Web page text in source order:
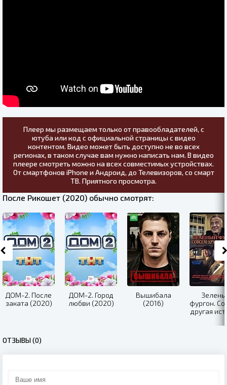
Плеер мы размещаем только от правообладателей, с
ютуба или код с официальной страницы с видео
контентом. Видео может быть доступно не во всех
регионах, в таком случае вам нужно написать нам. В видео
плеере смотреть можно на всех совместимых устройствах.
От смартфонов iPhone и Андроид, до Телевизоров, со смарт
ТВ. Приятного просмотра.
После Рикошет (2020) обычно смотрят:
ДОМ-2. После
заката (2020)
ДОМ-2. Город
любви (2020)
Вышибала
(2016)
фургон.
другая
ОТЗЫВЫ (0)